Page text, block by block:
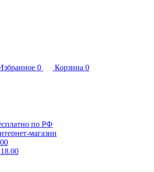
0 Корзина 0
по РФ
магазин